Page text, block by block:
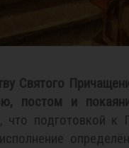
Святого
постом и
что подготовкой